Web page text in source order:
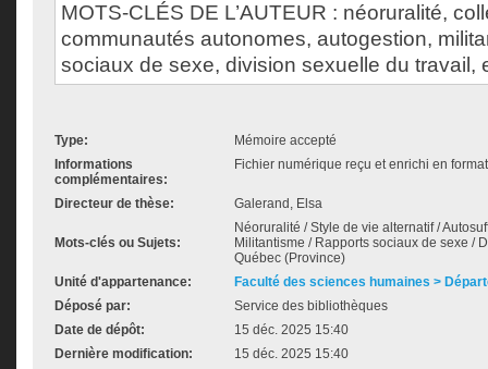
MOTS-CLÉS DE L’AUTEUR : néoruralité,
communautés autonomes, autogestion,
sociaux de sexe, division sexuelle du travail,
Type:
Mémoire accepté
Informations
complémentaires:
Fichier numérique reçu et enrichi en
Directeur de thèse: Galerand, Elsa
Mots-clés ou Sujets:
Néoruralité / Style de vie alternatif /
Militantisme / Rapports sociaux de sexe /
Québec (Province)
Unité d'appartenance:
Faculté des sciences humaines >
Déposé par:
Service des bibliothèques
Date de dépôt:
15 déc. 2025 15:40
Dernière modification:
15 déc. 2025 15:40